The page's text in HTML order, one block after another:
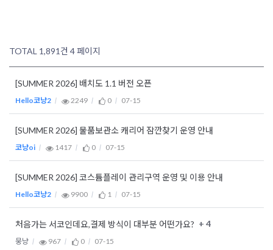
TOTAL 1,891건 4 페이지
[SUMMER 2026] 배치도 1.1 버전 오픈
Hello코냥2 2249 0 07-15
[SUMMER 2026] 물품보관소 캐리어 잠깐찾기 운영 안내
코냥oi 1417 0 07-15
[SUMMER 2026] 코스튬플레이 관리구역 운영 및 이용 안내
Hello코냥2 9900 1 07-15
처음가는 서코인데요,결제 방식이 대부분 어떤가요? + 4
뭉냥 967 0 07-15